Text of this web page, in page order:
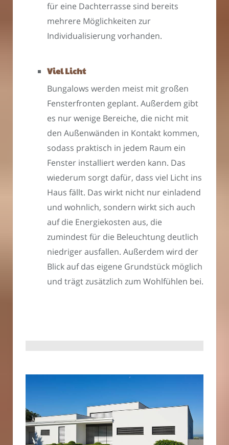
für eine Dachterrasse sind bereits
mehrere Möglichkeiten zur
Individualisierung vorhanden.
Viel Licht
Bungalows werden meist mit großen
Fensterfronten geplant. Außerdem gibt
es nur wenige Bereiche, die nicht mit
den Außenwänden in Kontakt kommen,
sodass praktisch in jedem Raum ein
Fenster installiert werden kann. Das
wiederum sorgt dafür, dass viel Licht ins
Haus fällt. Das wirkt nicht nur einladend
und wohnlich, sondern wirkt sich auch
auf die Energiekosten aus, die
zumindest für die Beleuchtung deutlich
niedriger ausfallen. Außerdem wird der
Blick auf das eigene Grundstück möglich
und trägt zusätzlich zum Wohlfühlen bei.